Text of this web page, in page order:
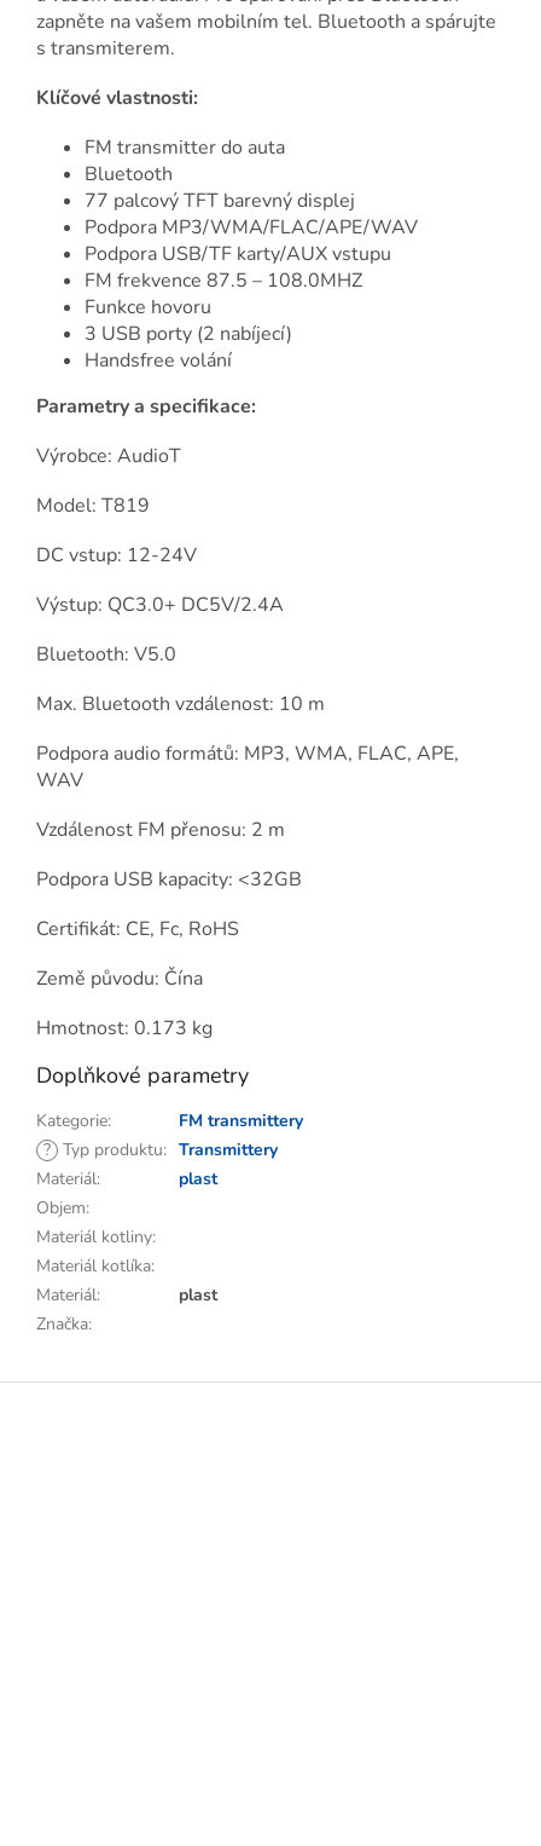
zapněte na vašem mobilním tel. Bluetooth a spárujte
s transmiterem.
Klíčové vlastnosti:
FM transmitter do auta
Bluetooth
77 palcový TFT barevný displej
Podpora MP3/WMA/FLAC/APE/WAV
Podpora USB/TF karty/AUX vstupu
FM frekvence 87.5 – 108.0MHZ
Funkce hovoru
3 USB porty (2 nabíjecí)
Handsfree volání
Parametry a specifikace:
Výrobce: AudioT
Model: T819
DC vstup: 12-24V
Výstup: QC3.0+ DC5V/2.4A
Bluetooth: V5.0
Max. Bluetooth vzdálenost: 10 m
Podpora audio formátů: MP3, WMA, FLAC, APE,
WAV
Vzdálenost FM přenosu: 2 m
Podpora USB kapacity: <32GB
Certifikát: CE, Fc, RoHS
Země původu: Čína
Hmotnost: 0.173 kg
Doplňkové parametry
Kategorie:
FM transmittery
? Typ produktu: Transmittery
Materiál:
plast
Objem:
Materiál kotliny:
Materiál kotlíka:
Materiál:
plast
Značka:
Z